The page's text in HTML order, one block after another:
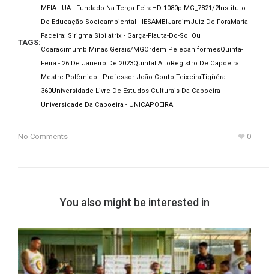
TAGS:
MEIA LUA - Fundado Na Terça-Feira HD 1080p IMG_7821/2Instituto
De Educação Socioambiental - IESAMBI JardimJuiz De Fora Maria-
Faceira: Sirigma Sibilatrix - Garça-Flauta-Do-Sol Ou
Coaracimumbi Minas Gerais/MGOrdem PelecaniformesQuinta-
Feira - 26 De Janeiro De 2023Quintal Alto Registro De Capoeira
Mestre Polêmico - Professor João Couto TeixeiraTigüéra
360Universidade Livre De Estudos Culturais Da Capoeira -
Universidade Da Capoeira - UNICAPOEIRA
No Comments 0
You also might be interested in